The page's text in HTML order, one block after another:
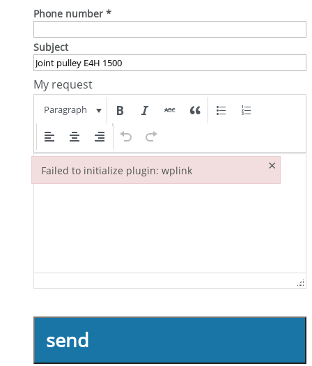
Phone number *
Subject
My request
Paragraph
send
Failed to initialize plugin: wplink ×
Failed to initialize plugin: wplink